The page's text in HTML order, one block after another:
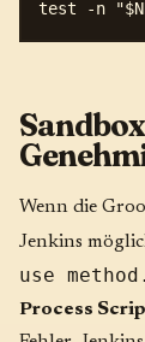
Wenn die
Jenkins
use
Process